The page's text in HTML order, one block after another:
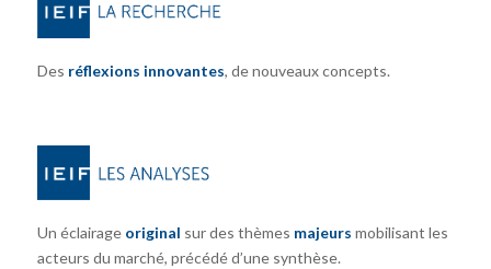
Des réflexions innovantes, de nouveaux concepts.
Un éclairage original sur des thèmes majeurs mobilisant les
acteurs du marché, précédé d’une synthèse.